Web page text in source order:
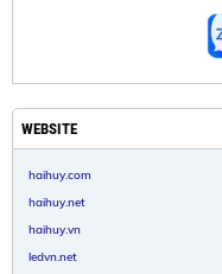
WEBSITE
haihuy.com
haihuy.net
haihuy.vn
ledvn.net